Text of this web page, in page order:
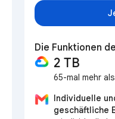
Die Funktionen
2 TB
65-mal mehr
Individuelle
geschäftliche